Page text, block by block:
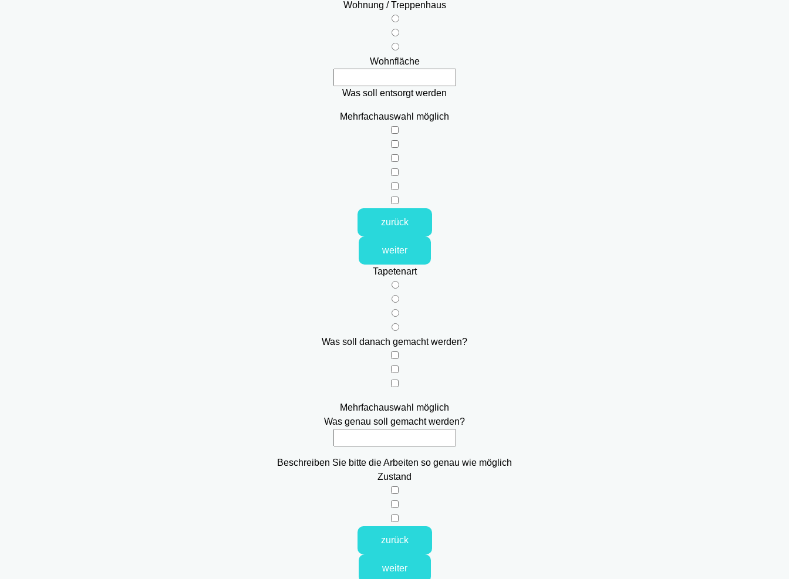
Wohnung / Treppenhaus
Wohnfläche
Was soll entsorgt werden
Mehrfachauswahl möglich
zurück
weiter
Tapetenart
Was soll danach gemacht werden?
Mehrfachauswahl möglich
Was genau soll gemacht werden?
Beschreiben Sie bitte die Arbeiten so genau wie möglich
Zustand
zurück
weiter